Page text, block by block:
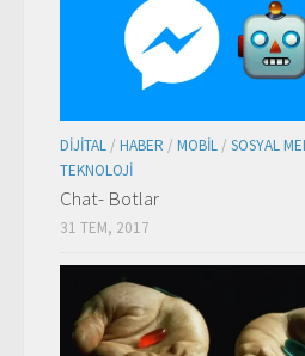
DIJITAL / HABER / MOBIL / SOSYAL
TEKNOLOJI
Chat- Botlar
31 TEM, 2017